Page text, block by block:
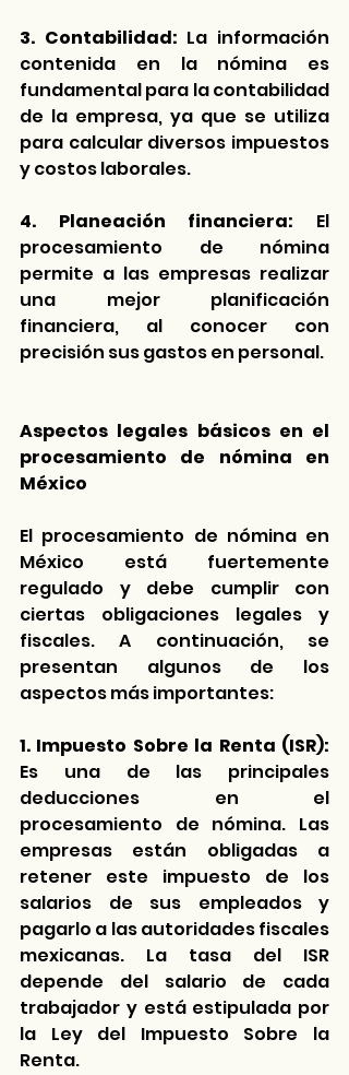
3. Contabilidad: La información
contenida en la nómina es
fundamental para la contabilidad
de la empresa, ya que se utiliza
para calcular diversos impuestos
y costos laborales.
4. Planeación financiera: El
procesamiento de nómina
permite a las empresas realizar
una mejor planificación
financiera, al conocer con
precisión sus gastos en personal.
Aspectos legales básicos en el
procesamiento de nómina en
México
El procesamiento de nómina en
México está fuertemente
regulado y debe cumplir con
ciertas obligaciones legales y
fiscales. A continuación, se
presentan algunos de los
aspectos más importantes:
1. Impuesto Sobre la Renta (ISR):
Es una de las principales
deducciones en el
procesamiento de nómina. Las
empresas están obligadas a
retener este impuesto de los
salarios de sus empleados y
pagarlo a las autoridades fiscales
mexicanas. La tasa del ISR
depende del salario de cada
trabajador y está estipulada por
la Ley del Impuesto Sobre la
Renta.